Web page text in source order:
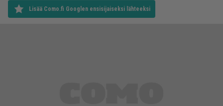
Lisää Como.fi Googlen ensisijaiseksi lähteeksi